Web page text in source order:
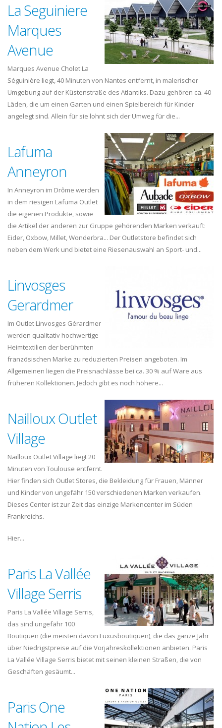
La Seguiniere
Marques
Avenue
Marques Avenue Cholet La
Séguinière liegt, 40 Minuten von Nantes entfernt, in malerischer
Umgebung auf der Küstenstraße des Atlantiks. Dazu gehören ca. 40
Läden, die um einen Garten und einen Spielbereich für Kinder
angelegt sind. Allein für sie lohnt sich der Umweg für die...
Lafuma
Anneyron
In Anneyron im Drôme werden
in dem riesigen Lafuma Outlet
die eigenen Produkte, sowie
die Artikel der anderen zur Gruppe gehörenden Marken verkauft:
Eider, Oxbow, Millet, Wonderbra... Der Outletstore befindet sich
neben dem Werk und bietet eine Riesenauswahl an Sport- und...
Linvosges
Gerardmer
Im Outlet Linvosges Gérardmer
werden qualitativ hochwertige
Heimtextilien der berühmten
französischen Marke zu reduzierten Preisen angeboten. Im
Allgemeinen liegen die Preisnachlässe bei ca. 30 % auf Ware aus
früheren Kollektionen. Jedoch gibt es noch höhere...
Nailloux Outlet
Village
Nailloux Outlet Village liegt 20
Minuten von Toulouse entfernt.
Hier finden sich Outlet Stores, die Bekleidung für Frauen, Männer
und Kinder von ungefähr 150 verschiedenen Marken verkaufen.
Dieses Center ist zur Zeit das einzige Markencenter im Süden
Frankreichs.
Hier...
Paris La Vallée
Village Serris
Paris La Vallée Village Serris,
das sind ungefähr 100
Boutiquen (die meisten davon Luxusboutiquen), die das ganze Jahr
über Niedrigstpreise auf die Vorjahreskollektionen anbieten. Paris
La Vallée Village Serris bietet mit seinen kleinen Straßen, die von
Geschäften gesäumt...
Paris One